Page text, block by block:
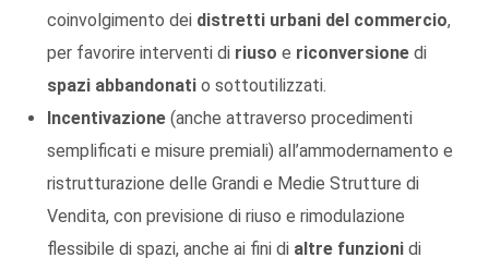
coinvolgimento dei distretti urbani del commercio,
per favorire interventi di riuso e riconversione di
spazi abbandonati o sottoutilizzati.
Incentivazione (anche attraverso procedimenti
semplificati e misure premiali) all’ammodernamento e
ristrutturazione delle Grandi e Medie Strutture di
Vendita, con previsione di riuso e rimodulazione
flessibile di spazi, anche ai fini di altre funzioni di